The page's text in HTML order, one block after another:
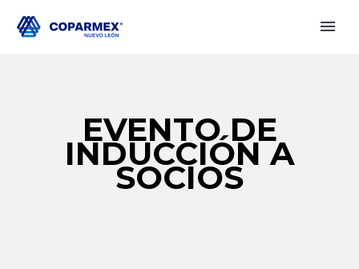
EVENTO DE
INDUCCIÓN A
SOCIOS